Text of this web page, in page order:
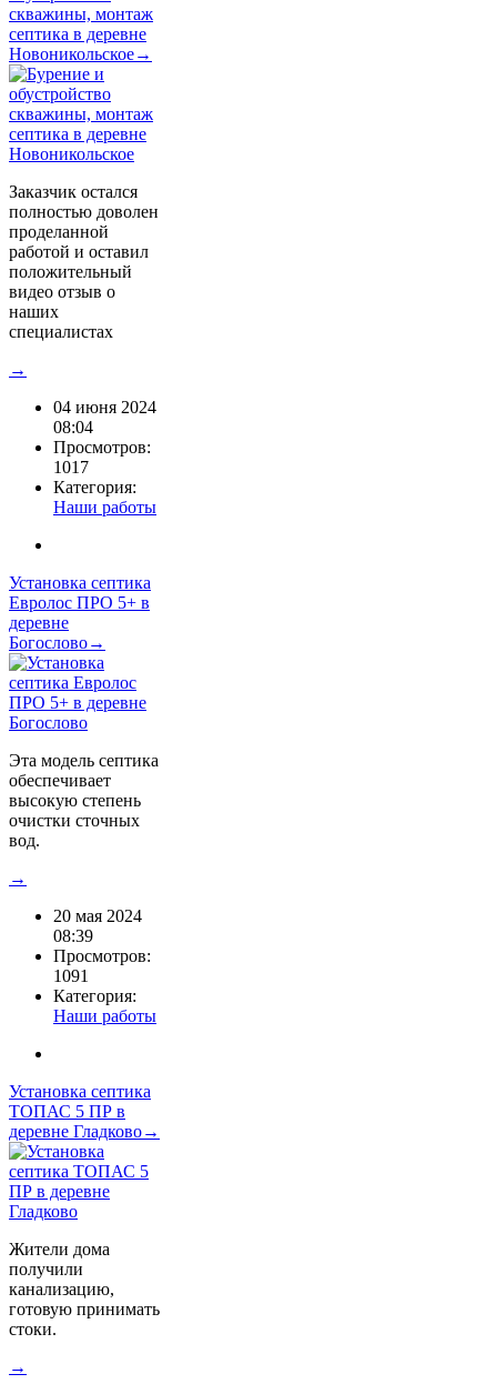
скважины, монтаж
септика в деревне
Новоникольское→
Заказчик остался
полностью доволен
проделанной
работой и оставил
положительный
видео отзыв о
наших
специалистах
→
04 июня 2024
08:04
Просмотров:
1017
Категория:
Наши работы
Установка септика
Евролос ПРО 5+ в
деревне
Богослово→
Эта модель септика
обеспечивает
высокую степень
очистки сточных
вод.
→
20 мая 2024
08:39
Просмотров:
1091
Категория:
Наши работы
Установка септика
ТОПАС 5 ПР в
деревне Гладково→
Жители дома
получили
канализацию,
готовую принимать
стоки.
→